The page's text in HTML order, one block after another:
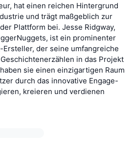
hat einen reichen Hintergrund
und trägt maßgeblich zur
Plattform bei. Jesse Ridgway,
ist ein prominenter
Ersteller, der seine umfangreiche
in das Projekt
sie einen einzigartigen Raum
durch das innovative Engage-
kreieren und verdienen